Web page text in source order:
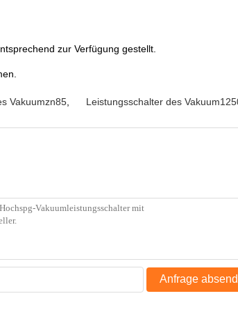
zur Verfügung gestellt.
Vakuumzn85 Leistungsschalter des
Anfrage